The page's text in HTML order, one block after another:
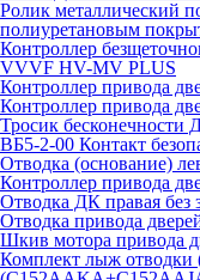
Ролик металлический
полиуретановым
Контроллер
VVVF HV-MV PLUS
Контроллер привода
Контроллер привода
Тросик
ВБ5-2-00 Контакт
Отводка (основание)
Контроллер привода
Отводка ДК правая
Отводка привода
Шкив мотора привода
Комплект лыж отводки